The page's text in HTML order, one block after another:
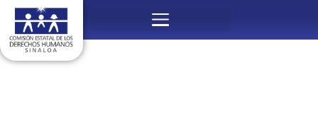
Menú
contenido